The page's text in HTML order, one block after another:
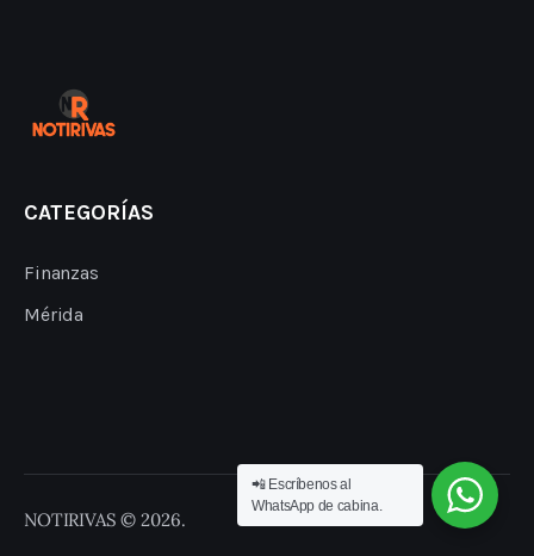
CATEGORÍAS
Finanzas
Mérida
NOTIRIVAS © 2026.
📲 Escríbenos al
WhatsApp de cabina.